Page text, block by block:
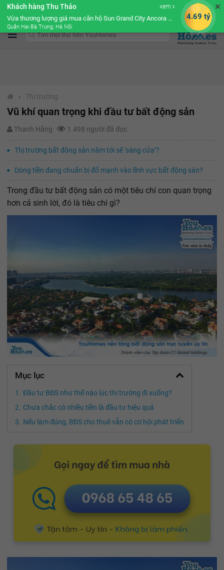
Cộng đồng Môi giới bPRO
› Thị trường
Vũ khí quan trọng khi đầu tư bất động sản
Thanh Hằng 1.498 người đã đọc
Thị trường bất động sản năm tới sẽ ‘sáng cửa’?
Dòng tiền đang chuẩn bị đổ mạnh vào lĩnh vực bất động sản?
Trong đầu tư bất động sản có một tiêu chí con quan trọng
hơn cả sinh lời, đó là tiêu chí gì?
Mục lục
Đầu tư BĐS như thế nào lúc thị trường đi xuống?
Chưa chắc có nhiều tiền là đầu tư hiệu quả
Nếu làm đúng, BĐS cho thuê vẫn có cơ hội phát triển
✕
Khách hàng Thu Thảo xem
Vừa thương lượng giá mua căn hộ Sun Grand City Ancora Residence
Quận Hai Bà Trưng, Hà Nội
4.69 tỷ